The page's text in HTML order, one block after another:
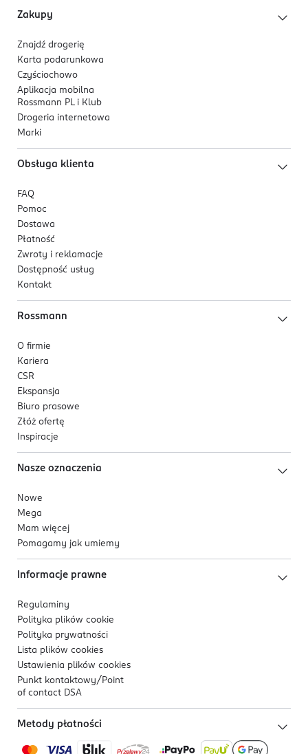
PL-Polska
Kod EAN
5 903317 213208
Zakupy
Znajdź drogerię
Karta podarunkowa
Czyściochowo
Aplikacja mobilna
Rossmann PL i Klub
Drogeria internetowa
Marki
Obsługa klienta
FAQ
Pomoc
Dostawa
Płatność
Zwroty i reklamacje
Dostępność usług
Kontakt
Rossmann
O firmie
Kariera
CSR
Ekspansja
Biuro prasowe
Złóż ofertę
Inspiracje
Nasze oznaczenia
Nowe
Mega
Mam więcej
Pomagamy jak umiemy
Informacje prawne
Regulaminy
Polityka plików cookie
Polityka prywatności
Lista plików cookies
Ustawienia plików cookies
Punkt kontaktowy/ Point
of contact DSA
Metody płatności